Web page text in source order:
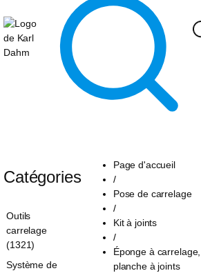
Page d'accueil
/
Pose de carrelage
/
Kit à joints
/
Éponge à
planche à joints
Catégories
Outils
carrelage
(1321)
Système de